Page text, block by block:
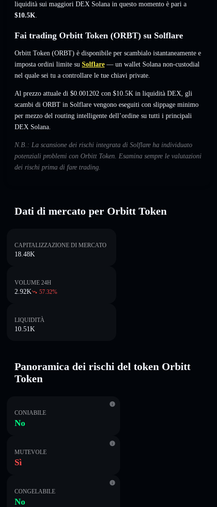
liquidità sui maggiori DEX Solana in questo momento è pari a
$10.5K.
Fai trading Orbitt Token (ORBT) su Solflare
Orbitt Token (ORBT) è disponibile per scambialo istantaneamente e
imposta ordini limite su Solflare — un wallet Solana non-custodial
nel quale sei tu a controllare le tue chiavi private.
Al prezzo attuale di $0.001202 con $10.5K in liquidità DEX, gli
scambi di ORBT in Solflare vengono eseguiti con slippage minimo
per mezzo del routing intelligente dell’ordine su tutti i principali
DEX Solana.
N.B.: La scansione dei rischi integrata di Solflare ha individuato
potenziali problemi con Orbitt Token. Esamina sempre le valutazioni
dei rischi prima di fare trading.
Dati di mercato per Orbitt Token
CAPITALIZZAZIONE DI MERCATO
18.48K
VOLUME 24H
2.92K 57.32%
LIQUIDITÀ
10.51K
Panoramica dei rischi del token Orbitt
Token
CONIABILE
No
MUTEVOLE
Sì
CONGELABILE
No